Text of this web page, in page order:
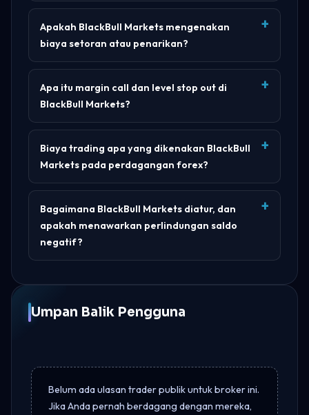
Apakah BlackBull Markets mengenakan
biaya setoran atau penarikan?
Apa itu margin call dan level stop out di
BlackBull Markets?
Biaya trading apa yang dikenakan BlackBull
Markets pada perdagangan forex?
Bagaimana BlackBull Markets diatur, dan
apakah menawarkan perlindungan saldo
negatif?
Umpan Balik Pengguna
Belum ada ulasan trader publik untuk broker ini.
Jika Anda pernah berdagang dengan mereka,